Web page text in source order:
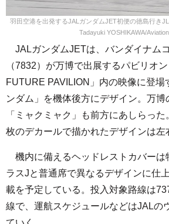
羽田空港を出発するJALガンダムJET初便の徳島行き
Tadayuki YOSHIKAWA/
JALガンダムJETは、バンダイナム
（7832）が万博で出展するパビリオ
FUTURE PAVILION」内の映像に登
ンダム」を機体後方にデザイン。万
「ミャクミャク」も前方にあしらっ
枚のデカールで描かれたデザインは左
機内に備えるヘッドレストカバーは
ラスJと普通席で異なるデザインに仕
載を予定している。投入対象路線は
線で、運航スケジュールなどはJALの